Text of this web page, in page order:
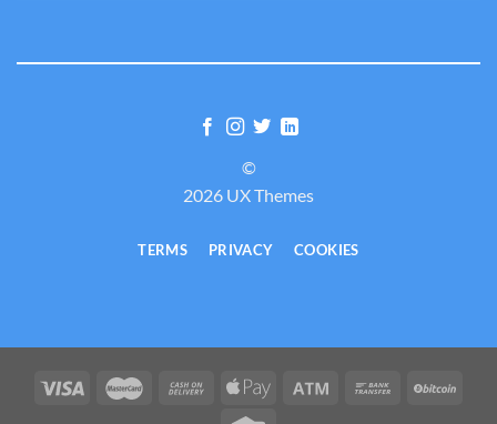
©
2026 UX Themes
TERMS PRIVACY COOKIES